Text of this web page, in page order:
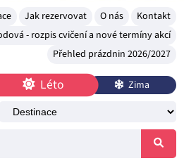
Jak rezervovat O nás
Kontakt
- rozpis cvičení a nové termíny akcí
Přehled prázdnin 2026/2027
Léto Zima